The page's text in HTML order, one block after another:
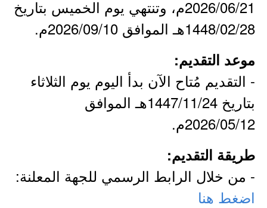
2026/06/21م، وتنتهي يوم الخميس بتاريخ
1448/02/28هـ الموافق 2026/09/10م.
موعد التقديم:
- التقديم مُتاح الآن بدأ اليوم يوم الثلاثاء
بتاريخ 1447/11/24هـ الموافق
2026/05/12م.
طريقة التقديم:
- من خلال الرابط الرسمي للجهة المعلنة:
اضغط هنا